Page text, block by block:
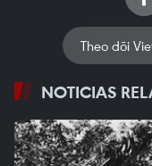
Theo dõi
NOTICIAS